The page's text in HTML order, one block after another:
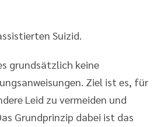
Suizid.
grundsätzlich keine
Ziel ist es, für
Leid zu vermeiden und
Grundprinzip dabei ist das